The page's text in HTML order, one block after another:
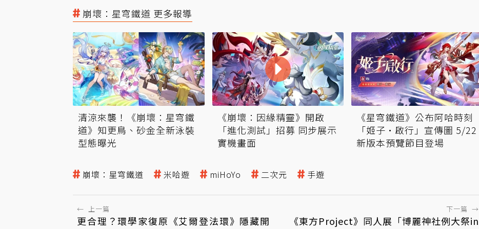
崩壞：星穹鐵道 更多報導
清涼來襲！《崩壞：星穹鐵
道》知更鳥、砂金全新泳裝
型態曝光
《崩壞：因緣精靈》開啟
「進化測試」招募 同步展示
實機畫面
《星穹鐵道》公布阿哈時刻
「姬子·啟行」宣傳圖 5/22
新版本預覽節目登場
崩壞：星穹鐵道 米哈遊 miHoYo 二次元 手遊
← 上一篇
更合理？環學家復原《艾爾登法環》隱藏開
下一篇 →
《東方Project》同人展「博麗神社例大祭in